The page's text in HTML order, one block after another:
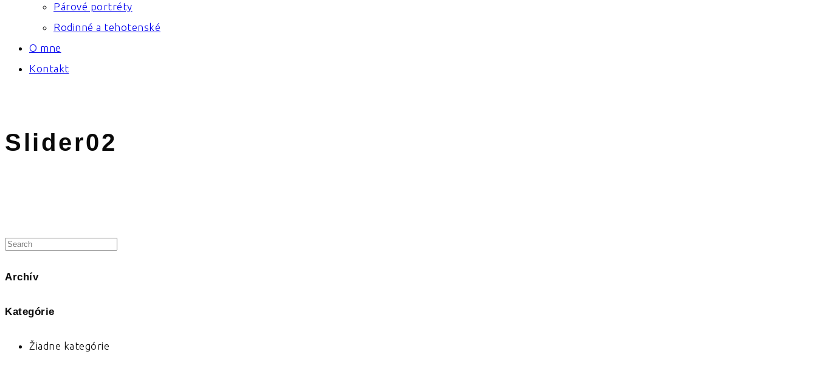
Párové portréty
Rodinné a tehotenské
O mne
Kontakt
Slider02
Archív
Kategórie
Žiadne kategórie